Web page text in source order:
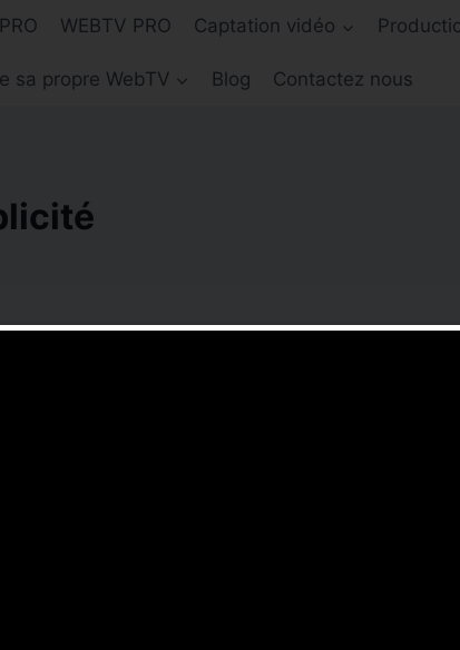
WEBTV PRO Captation vidéo
sa propre WebTV Blog Contactez nous